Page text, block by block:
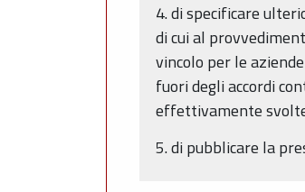
4. di specificare
di cui al
vincolo per le
fuori degli accordi
effettivamente
5. di pubblicare la